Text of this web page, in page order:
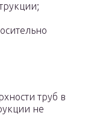
труб в
не